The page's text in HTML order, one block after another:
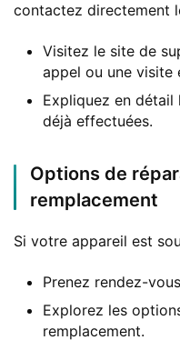
contactez directement
Visitez le site de
appel ou une visite
Expliquez en
déjà effectuées.
Options de
remplacement
Si votre appareil est
Prenez rendez-
Explorez les
remplacement.